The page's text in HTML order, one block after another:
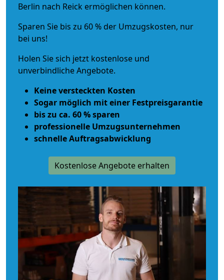
Berlin nach Reick ermöglichen können.
Sparen Sie bis zu 60 % der Umzugskosten, nur
bei uns!
Holen Sie sich jetzt kostenlose und
unverbindliche Angebote.
Keine versteckten Kosten
Sogar möglich mit einer Festpreisgarantie
bis zu ca. 60 % sparen
professionelle Umzugsunternehmen
schnelle Auftragsabwicklung
Kostenlose Angebote erhalten